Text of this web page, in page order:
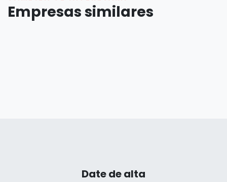
Empresas similares
Date de alta